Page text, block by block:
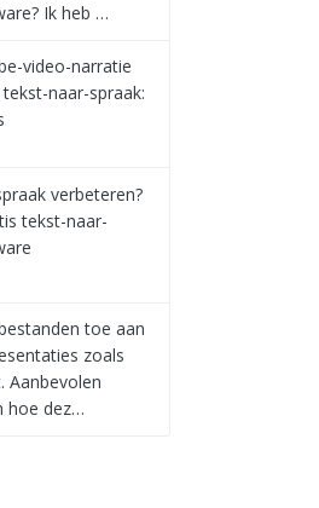
Ik heb …
video-narratie
naar-spraak:
verbeteren?
tekst-naar-
toe aan
zoals
Aanbevolen
hoe dez…